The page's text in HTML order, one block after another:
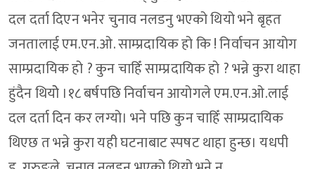
दल दर्ता दिएन भनेर चुनाव नलडनु भएको थियो भने बृहत
जनतालाई एम.एन.ओ. साम्प्रदायिक हो कि ! निर्वाचन आयोग
साम्प्रदायिक हो ? कुन चाहिँ साम्प्रदायिक हो ? भन्ने कुरा थाहा
हुंदैन थियोे ।१८ बर्षपछि निर्वाचन आयोगले एम.एन.ओ.लाई
दल दर्ता दिन कर लग्यो। भने पछि कुन चाहिँ साम्प्रदायिक
थिएछ त भन्ने कुरा यही घटनाबाट स्पषट थाहा हुन्छ। यधपी